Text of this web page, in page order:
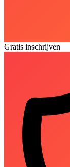
Gratis inschrijven